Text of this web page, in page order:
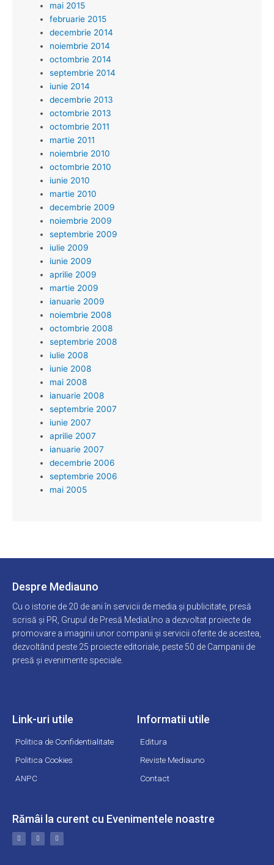
mai 2015
februarie 2015
decembrie 2014
noiembrie 2014
octombrie 2014
septembrie 2014
iunie 2014
decembrie 2013
octombrie 2013
octombrie 2011
martie 2011
noiembrie 2010
octombrie 2010
iunie 2010
martie 2010
decembrie 2009
noiembrie 2009
septembrie 2009
iulie 2009
iunie 2009
aprilie 2009
martie 2009
ianuarie 2009
noiembrie 2008
octombrie 2008
septembrie 2008
iulie 2008
iunie 2008
mai 2008
ianuarie 2008
septembrie 2007
iunie 2007
aprilie 2007
ianuarie 2007
decembrie 2006
septembrie 2006
mai 2005
Despre Mediauno
Cu o istorie de 20 de ani în servicii de media și publicitate, presă
scrisă și PR, Grupul de Presă MediaUno a dezvoltat proiecte de
promovare a imaginii unor companii și servicii oferite de acestea,
dezvoltând peste 25 proiecte editoriale, peste 50 de Campanii de
presă și evenimente speciale.
Link-uri utile
Politica de Confidentialitate
Politica Cookies
ANPC
Informatii utile
Editura
Reviste Mediauno
Contact
Rămâi la curent cu Evenimentele noastre
F
a
c
L
i
n
Y
o
u